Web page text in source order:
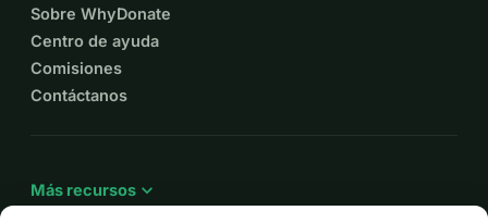
Sobre WhyDonate
Centro de ayuda
Comisiones
Contáctanos
Más recursos expand_more